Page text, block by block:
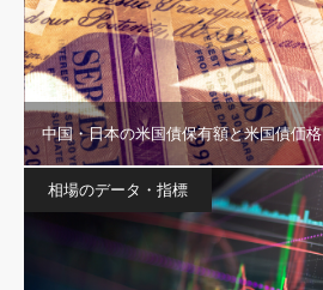
中国・日本の米国債保有額と米国債価格
相場のデータ・指標